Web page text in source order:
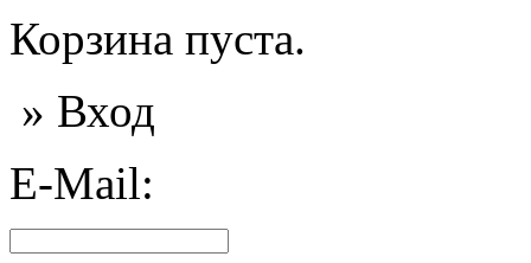
Корзина пуста.
» Вход
E-Mail: